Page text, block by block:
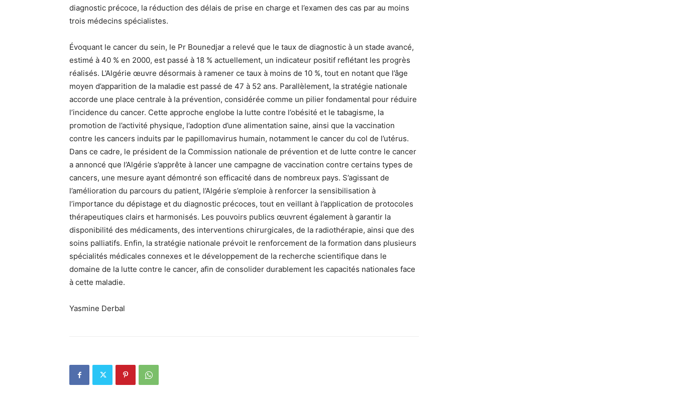
diagnostic précoce, la réduction des délais de prise en charge et l’examen des cas par au moins
trois médecins spécialistes.
Évoquant le cancer du sein, le Pr Bounedjar a relevé que le taux de diagnostic à un stade avancé,
estimé à 40 % en 2000, est passé à 18 % actuellement, un indicateur positif reflétant les progrès
réalisés. L’Algérie œuvre désormais à ramener ce taux à moins de 10 %, tout en notant que l’âge
moyen d’apparition de la maladie est passé de 47 à 52 ans. Parallèlement, la stratégie nationale
accorde une place centrale à la prévention, considérée comme un pilier fondamental pour réduire
l’incidence du cancer. Cette approche englobe la lutte contre l’obésité et le tabagisme, la
promotion de l’activité physique, l’adoption d’une alimentation saine, ainsi que la vaccination
contre les cancers induits par le papillomavirus humain, notamment le cancer du col de l’utérus.
Dans ce cadre, le président de la Commission nationale de prévention et de lutte contre le cancer
a annoncé que l’Algérie s’apprête à lancer une campagne de vaccination contre certains types de
cancers, une mesure ayant démontré son efficacité dans de nombreux pays. S’agissant de
l’amélioration du parcours du patient, l’Algérie s’emploie à renforcer la sensibilisation à
l’importance du dépistage et du diagnostic précoces, tout en veillant à l’application de protocoles
thérapeutiques clairs et harmonisés. Les pouvoirs publics œuvrent également à garantir la
disponibilité des médicaments, des interventions chirurgicales, de la radiothérapie, ainsi que des
soins palliatifs. Enfin, la stratégie nationale prévoit le renforcement de la formation dans plusieurs
spécialités médicales connexes et le développement de la recherche scientifique dans le
domaine de la lutte contre le cancer, afin de consolider durablement les capacités nationales face
à cette maladie.
Yasmine Derbal